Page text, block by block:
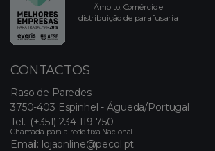
Âmbito: Comércio e
distribuição de parafusaria
CONTACTOS
Raso de Paredes
3750-403 Espinhel - Águeda/Portugal
Tel.: (+351) 234 119 750
Chamada para a rede fixa Nacional
Email: lojaonline@pecol.pt